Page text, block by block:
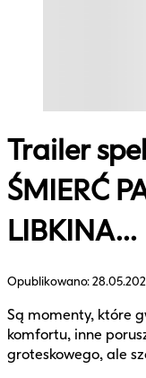
Trailer
ŚMIERĆ
LIBKINA...
Opublikowano:
Są momenty, które
komfortu, inne
groteskowego, ale